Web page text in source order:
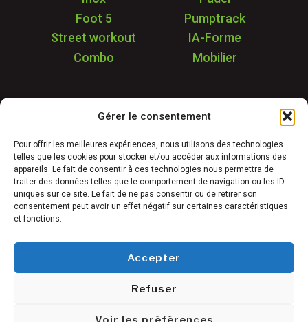
Gérer le consentement
Pour offrir les meilleures expériences, nous utilisons des technologies
telles que les cookies pour stocker et/ou accéder aux informations des
appareils. Le fait de consentir à ces technologies nous permettra de
traiter des données telles que le comportement de navigation ou les ID
uniques sur ce site. Le fait de ne pas consentir ou de retirer son
consentement peut avoir un effet négatif sur certaines caractéristiques
et fonctions.
Accepter
Refuser
Foot 5
Pumptrack
Street workout
IA-Forme
Combo
Mobilier
Garantie & SAV
Déstockage
Réalisations
FAQ
Blog
Contact
Conditions générales de vente